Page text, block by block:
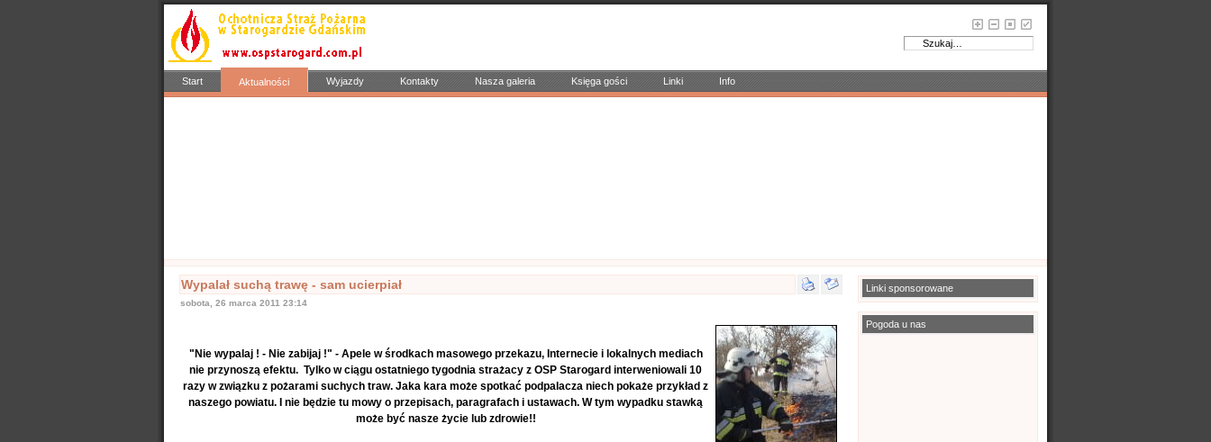
Start Aktualności Wyjazdy Kontakty Nasza galeria Księga gości Linki Info
Wypalał suchą trawę - sam ucierpiał
sobota, 26 marca 2011 23:14
"Nie wypalaj ! - Nie zabijaj !" - Apele w środkach masowego przekazu, Internecie i lokalnych mediach
nie przynoszą efektu. Tylko w ciągu ostatniego tygodnia strażacy z OSP Starogard interweniowali 10
razy w związku z pożarami suchych traw. Jaka kara może spotkać podpalacza niech pokaże przykład z
naszego powiatu. I nie będzie tu mowy o przepisach, paragrafach i ustawach. W tym wypadku stawką
może być nasze życie lub zdrowie!!
Linki sponsorowane
Pogoda u nas